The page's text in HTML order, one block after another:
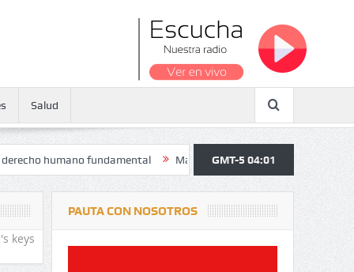
Salud
fundamental Maratón atendió a más de 38.000 jóvenes y
GMT-5 04:01
keys
PAUTA CON NOSOTROS